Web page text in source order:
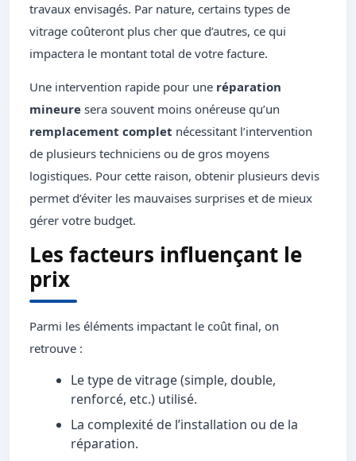
travaux envisagés. Par nature, certains types de
vitrage coûteront plus cher que d’autres, ce qui
impactera le montant total de votre facture.
Une intervention rapide pour une réparation
mineure sera souvent moins onéreuse qu’un
remplacement complet nécessitant l’intervention
de plusieurs techniciens ou de gros moyens
logistiques. Pour cette raison, obtenir plusieurs devis
permet d’éviter les mauvaises surprises et de mieux
gérer votre budget.
Les facteurs influençant le
prix
Parmi les éléments impactant le coût final, on
retrouve :
Le type de vitrage (simple, double,
renforcé, etc.) utilisé.
La complexité de l’installation ou de la
réparation.